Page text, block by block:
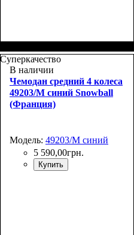
Суперкачество
В наличии
Чемодан средний 4 колеса
49203/M синий Snowball
(Франция)
Модель: 49203/M синий
5 590,00грн.
Купить